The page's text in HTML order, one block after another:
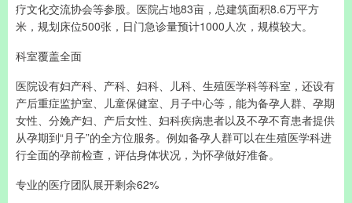
疗文化交流协会等参股。医院占地83亩，总建筑面积8.6万平方
米，规划床位500张，日门急诊量预计1000人次，规模较大。
科室覆盖全面
医院设有妇产科、产科、妇科、儿科、生殖医学科等科室，还设有
产后重症监护室、儿童保健室、月子中心等，能为备孕人群、孕期
女性、分娩产妇、产后女性、妇科疾病患者以及不孕不育患者提供
从孕期到“月子”的全方位服务。例如备孕人群可以在生殖医学科进
行全面的孕前检查，评估身体状况，为怀孕做好准备。
专业的医疗团队展开剩余62%